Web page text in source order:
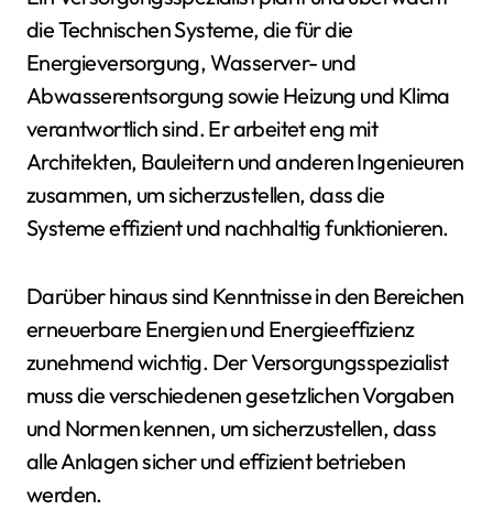
die Technischen Systeme, die für die
Energieversorgung, Wasserver- und
Abwasserentsorgung sowie Heizung und Klima
verantwortlich sind. Er arbeitet eng mit
Architekten, Bauleitern und anderen Ingenieuren
zusammen, um sicherzustellen, dass die
Systeme effizient und nachhaltig funktionieren.
Darüber hinaus sind Kenntnisse in den Bereichen
erneuerbare Energien und Energieeffizienz
zunehmend wichtig. Der Versorgungsspezialist
muss die verschiedenen gesetzlichen Vorgaben
und Normen kennen, um sicherzustellen, dass
alle Anlagen sicher und effizient betrieben
werden.